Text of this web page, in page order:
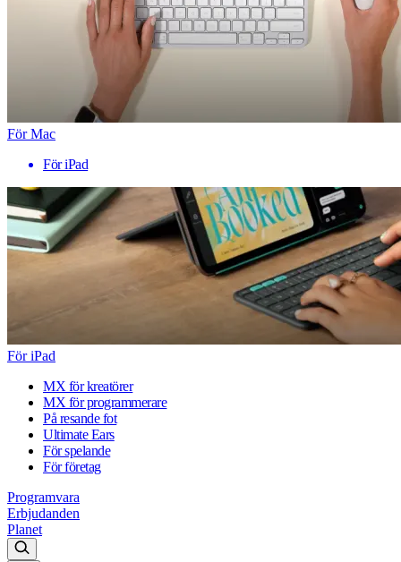
För Mac
För iPad
För iPad
MX för kreatörer
MX för programmerare
På resande fot
Ultimate Ears
För spelande
För företag
Programvara
Erbjudanden
Planet